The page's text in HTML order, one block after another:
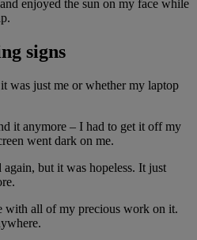
enjoyed the sun on my face while
signs
was just me or whether my laptop
it anymore – I had to get it off my
went dark on me.
but it was hopeless. It just
with all of my precious work on it.